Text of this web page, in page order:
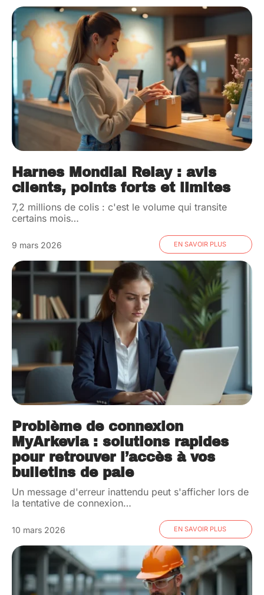
Harnes Mondial Relay : avis
clients, points forts et limites
7,2 millions de colis : c'est le volume qui transite
certains mois…
9 mars 2026 EN SAVOIR PLUS
Problème de connexion
MyArkevia : solutions rapides
pour retrouver l’accès à vos
bulletins de paie
Un message d'erreur inattendu peut s'afficher lors de
la tentative de connexion…
10 mars 2026 EN SAVOIR PLUS